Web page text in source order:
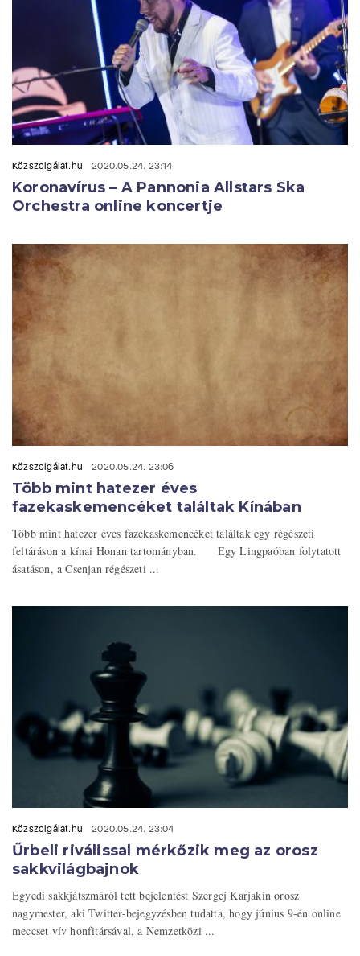
Közszolgálat.hu 2020.05.24. 23:14
Koronavírus – A Pannonia Allstars Ska
Orchestra online koncertje
Közszolgálat.hu 2020.05.24. 23:06
Több mint hatezer éves
fazekaskemencéket találtak Kínában
Több mint hatezer éves fazekaskemencéket találtak egy régészeti
feltáráson a kínai Honan tartományban. Egy Lingpaóban folytatott
ásatáson, a Csenjan régészeti ...
Közszolgálat.hu 2020.05.24. 23:04
Űrbeli riválissal mérkőzik meg az orosz
sakkvilágbajnok
Egyedi sakkjátszmáról tett bejelentést Szergej Karjakin orosz
nagymester, aki Twitter-bejegyzésben tudatta, hogy június 9-én online
meccset vív honfitársával, a Nemzetközi ...